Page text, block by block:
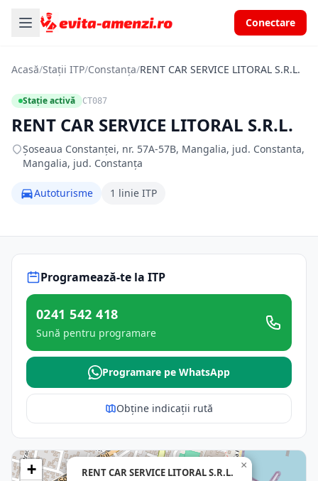
Conectare
Acasă/Stații ITP/Constanța/RENT CAR SERVICE LITORAL S.R.L.
Stație activă CT087
RENT CAR SERVICE LITORAL S.R.L.
Șoseaua Constanței, nr. 57A-57B, Mangalia, jud. Constanta,
Mangalia, jud. Constanța
Autoturisme 1 linie ITP
Programează-te la ITP
0241 542 418
Sună pentru programare
Programare pe WhatsApp
Obține indicații rută
RENT CAR SERVICE LITORAL S.R.L.
×
+